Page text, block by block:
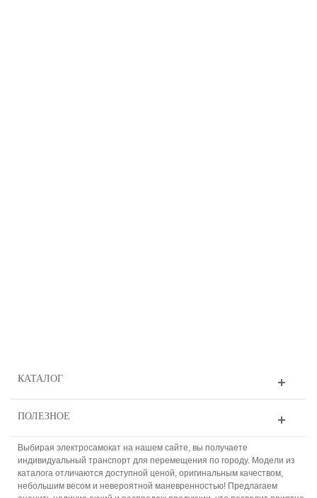
КАТАЛОГ
ПОЛЕЗНОЕ
Выбирая электросамокат на нашем сайте, вы получаете
индивидуальный транспорт для перемещения по городу. Модели из
каталога отличаются доступной ценой, оригинальным качеством,
небольшим весом и невероятной маневренностью! Предлагаем